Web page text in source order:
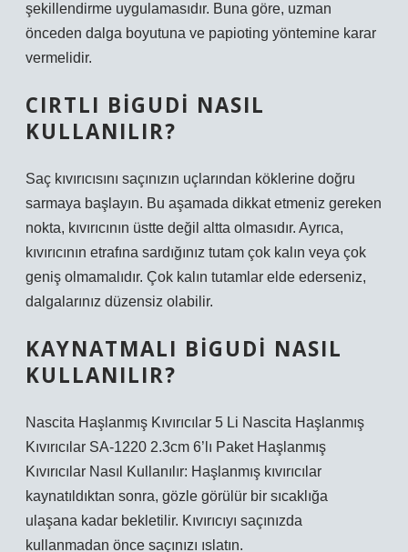
şekillendirme uygulamasıdır. Buna göre, uzman
önceden dalga boyutuna ve papioting yöntemine karar
vermelidir.
CIRTLI BIGUDI NASIL
KULLANILIR?
Saç kıvırıcısını saçınızın uçlarından köklerine doğru
sarmaya başlayın. Bu aşamada dikkat etmeniz gereken
nokta, kıvırıcının üstte değil altta olmasıdır. Ayrıca,
kıvırıcının etrafına sardığınız tutam çok kalın veya çok
geniş olmamalıdır. Çok kalın tutamlar elde ederseniz,
dalgalarınız düzensiz olabilir.
KAYNATMALI BIGUDI NASIL
KULLANILIR?
Nascita Haşlanmış Kıvırıcılar 5 Li Nascita Haşlanmış
Kıvırıcılar SA-1220 2.3cm 6’lı Paket Haşlanmış
Kıvırıcılar Nasıl Kullanılır: Haşlanmış kıvırıcılar
kaynatıldıktan sonra, gözle görülür bir sıcaklığa
ulaşana kadar bekletilir. Kıvırıcıyı saçınızda
kullanmadan önce saçınızı ıslatın.